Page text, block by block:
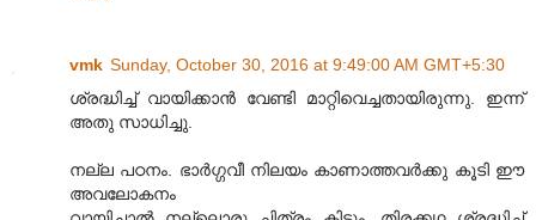
vmk Sunday, October 30, 2016 at 9:49:00 AM GMT+5:30
ശ്രദ്ധിച്ച് വായിക്കാൻ വേണ്ടി മാറ്റിവെച്ചതായിരുന്നു. ഇന്ന്
അതു സാധിച്ചു.
നല്ല പഠനം. ഭാർഗ്ഗവീ നിലയം കാണാത്തവർക്കു കൂടി ഈ
അവലോകനം